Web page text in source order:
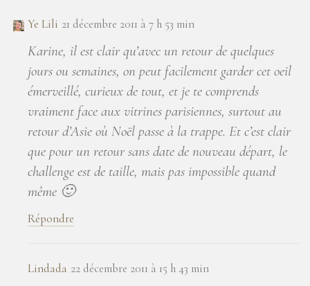
Ye Lili 21 décembre 2011 à 7 h 53 min
Karine, il est clair qu’avec un retour de quelques
jours ou semaines, on peut facilement garder cet oeil
émerveillé, curieux de tout, et je te comprends
vraiment face aux vitrines parisiennes, surtout au
retour d’Asie où Noël passe à la trappe. Et c’est clair
que pour un retour sans date de nouveau départ, le
challenge est de taille, mais pas impossible quand
même 🙂
Répondre
Lindada 22 décembre 2011 à 15 h 43 min